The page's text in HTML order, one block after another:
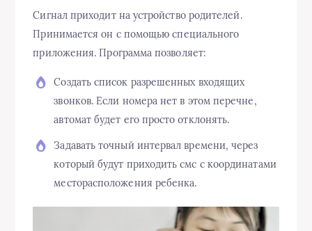
Сигнал приходит на устройство родителей.
Принимается он с помощью специального
приложения. Программа позволяет:
Создать список разрешенных входящих
звонков. Если номера нет в этом перечне,
автомат будет его просто отклонять.
Задавать точный интервал времени, через
который будут приходить смс с координатами
месторасположения ребенка.